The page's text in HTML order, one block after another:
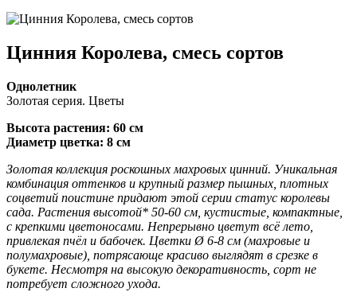
Цинния Королева, смесь сортов
Однолетник
Золотая серия. Цветы
Высота растения: 60 см
Диаметр цветка: 8 см
Золотая коллекция роскошных махровых цинний. Уникальная
комбинация оттенков и крупный размер пышных, плотных
соцветий поистине придают этой серии статус королевы
сада. Растения высотой* 50-60 см, кустистые, компактные,
с крепкими цветоносами. Непрерывно цветут всё лето,
привлекая пчёл и бабочек. Цветки Ø 6-8 см (махровые и
полумахровые), потрясающе красиво выглядят в срезке в
букете. Несмотря на высокую декоративность, сорт не
потребует сложного ухода.